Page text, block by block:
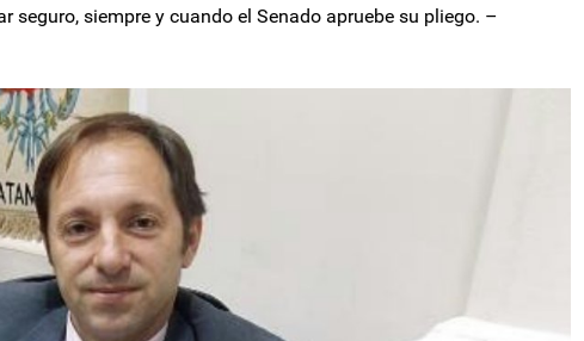
seguro, siempre y cuando el Senado apruebe su pliego. –